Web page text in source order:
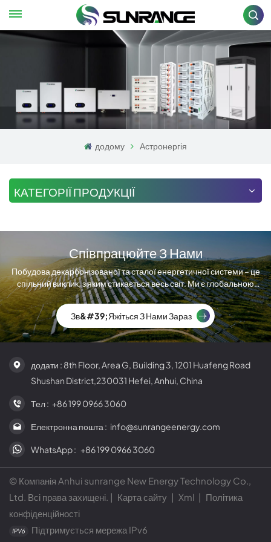
додому Астронергія
КАТЕГОРІЇ ПРОДУКЦІЇ
Співпрацюйте З Нами
Побудова декарбонізованої та сталої енергетичної системи – це
спільний виклик, з яким стикається весь світ. Ми є глобальною
компанією з виробництва сонячних модулів.
Зв&#39;яжіться З Нами Зараз
додати : 8th Floor, Area G, Building 3, 1201 Huafeng Road
Shushan District,230031 Hefei, Anhui, China
Тел : +86 199 0966 3060
Електронна пошта : info@sunrangeenergy.com
WhatsApp : +86 199 0966 3060
© Компанія Anhui sunrange New Energy Technology Co.,
Ltd. Всі права захищені. | Карта сайту | Xml | Політика
конфіденційності
Підтримується мережа IPv6